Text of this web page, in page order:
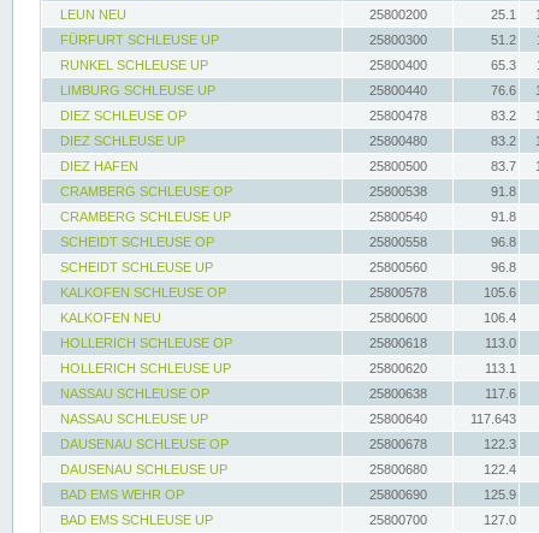
LEUN NEU
25800200 25.1
FÜRFURT SCHLEUSE UP
25800300 51.2
RUNKEL SCHLEUSE UP
25800400 65.3
LIMBURG SCHLEUSE UP
25800440 76.6
DIEZ SCHLEUSE OP
25800478 83.2
DIEZ SCHLEUSE UP
25800480 83.2
DIEZ HAFEN
25800500 83.7
CRAMBERG SCHLEUSE OP
25800538
91.8
CRAMBERG SCHLEUSE UP
25800540
91.8
SCHEIDT SCHLEUSE OP
25800558
96.8
SCHEIDT SCHLEUSE UP
25800560
96.8
KALKOFEN SCHLEUSE OP
25800578
105.6
KALKOFEN NEU
25800600
106.4
HOLLERICH SCHLEUSE OP
25800618
113.0
HOLLERICH SCHLEUSE UP
25800620
113.1
NASSAU SCHLEUSE OP
25800638
117.6
NASSAU SCHLEUSE UP
25800640
117.643
DAUSENAU SCHLEUSE OP
25800678
122.3
DAUSENAU SCHLEUSE UP
25800680
122.4
BAD EMS WEHR OP
25800690
125.9
BAD EMS SCHLEUSE UP
25800700
127.0